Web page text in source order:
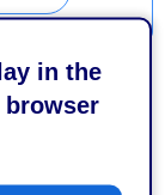
in the
browser